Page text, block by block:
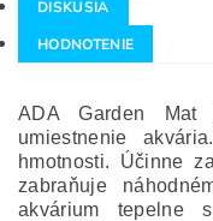
DISKUSIA
HODNOTENIE
ADA Garden Mat
umiestnenie
hmotnosti. Účinne
zabraňuje
akvárium tepelne